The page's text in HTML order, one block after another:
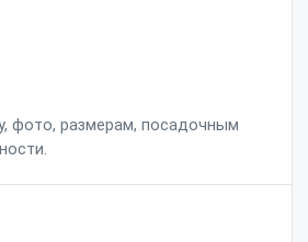
фото, размерам, посадочным